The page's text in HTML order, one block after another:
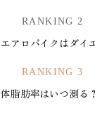
RANKING 2
エアロバイクはダイ
RANKING 3
体脂肪率はいつ測る